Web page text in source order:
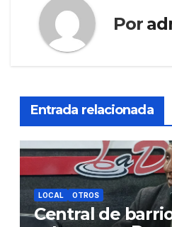
Por
Entrada relacionada
LOCAL OTROS
Central de